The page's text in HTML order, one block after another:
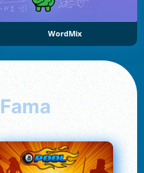
WordMix
Fama